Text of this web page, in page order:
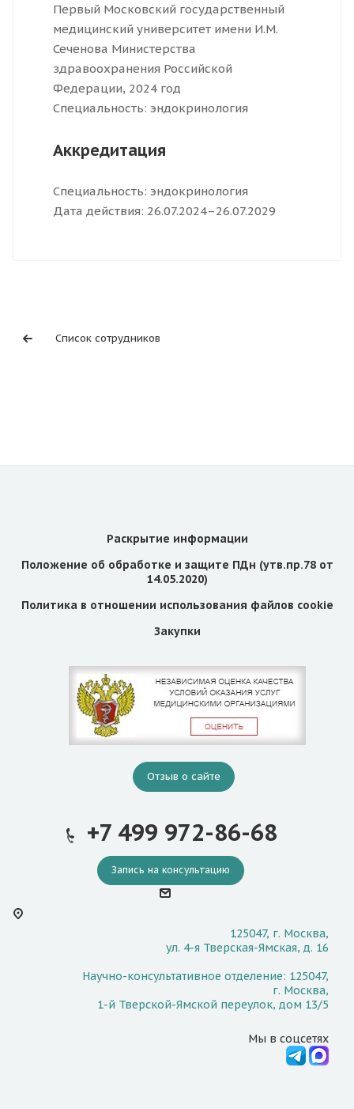
Первый Московский государственный
медицинский университет имени И.М.
Сеченова Министерства
здравоохранения Российской
Федерации, 2024 год
Специальность: эндокринология
Аккредитация
Специальность: эндокринология
Дата действия: 26.07.2024–26.07.2029
Список сотрудников
Раскрытие информации
Положение об обработке и защите ПДн (утв.пр.78 от
14.05.2020)
Политика в отношении использования файлов cookie
Закупки
Отзыв о сайте
+7 499 972-86-68
Запись на консультацию
125047, г. Москва,
ул. 4-я Тверская-Ямская, д. 16
Научно-консультативное отделение: 125047,
г. Москва,
1-й Тверской-Ямской переулок, дом 13/5
Мы в соцсетях